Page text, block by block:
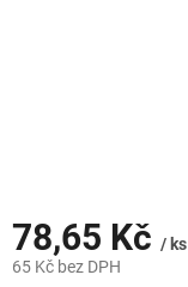
78,65 Kč / ks
65 Kč bez DPH